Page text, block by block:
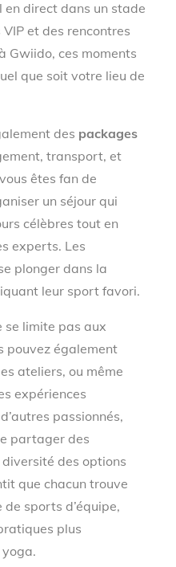
direct dans un stade
et des rencontres
Gwiido, ces moments
que soit votre lieu de
des packages
transport, et
êtes fan de
un séjour qui
célèbres tout en
experts. Les
plonger dans la
leur sport favori.
se limite pas aux
pouvez également
ateliers, ou même
expériences
passionnés,
partager des
des options
que chacun trouve
de sports d’équipe,
plus